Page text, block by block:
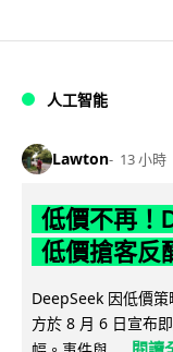
人工智能
Lawton 13 小時
低價不再！
低價搶客反
DeepSeek 因低價
方於 8 月 6 日宣布